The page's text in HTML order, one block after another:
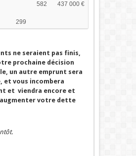
299
582 437 000 €
ne seraient pas finis,
prochaine décision
un autre emprunt sera
et vous incombera
et viendra encore et
votre dette